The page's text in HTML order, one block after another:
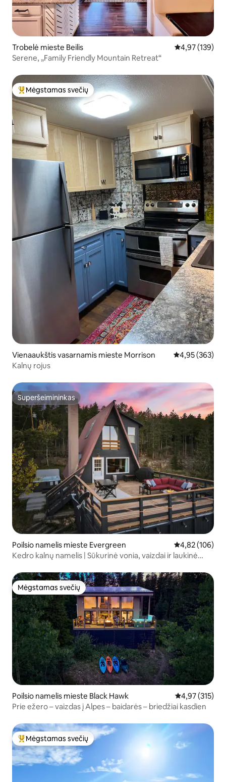
Trobelė mieste Beilis Vidutinis
4,97 (139)
Serene, „Family Friendly Mountain Retreat“
Svečių mėgstamiausias
Mėgstamas svečių
Vienaaukštis vasarnamis mieste Morrison Vidutinis
4,95 (363)
Kalnų rojus
Superšeimininkas
Superšeimininkas
Poilsio namelis mieste Evergreen Vidutinis
4,82 (106)
Kedro kalnų namelis | Sūkurinė vonia, vaizdai ir laukinė
Mėgstamas svečių
Mėgstamas svečių
Poilsio namelis mieste Black Hawk Vidutinis
4,97 (315)
Prie ežero – vaizdas į Alpes – baidarės – briedžiai kasdien
Svečių mėgstamiausias
Mėgstamas svečių